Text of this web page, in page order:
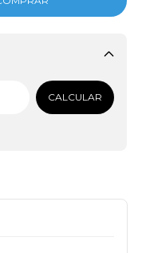
Alterar CEP
CALCULAR